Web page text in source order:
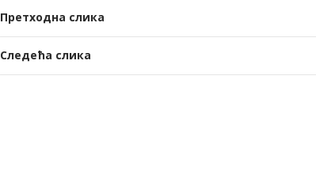
Претходна слика
Следећа слика